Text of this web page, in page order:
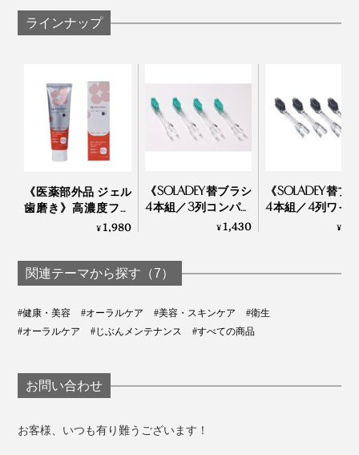
ラインナップ
《医薬部外品 ジェル
歯磨き》高濃度フッ
素配合、口臭・歯周
トリートメントプラ
スS」｜SOLADEY
¥1,980
《SOLADEY替ブラシ
4本組／3列コンパク
ト・強ラバーポイン
かりと落とす、コン
パクト替ブラシ｜
¥1,430
《SOLADEY替ブ
4本組／4列ワイ
全極細スパイ
凹凸で歯垢をか
¥
関連テーマから探す（7）
#健康・美容 #オーラルケア #美容・スキンケア
#衛生
#オーラルケア
#じぶんメンテナンス #すべての商品
お問い合わせ
お客様、いつも有り難うございます！